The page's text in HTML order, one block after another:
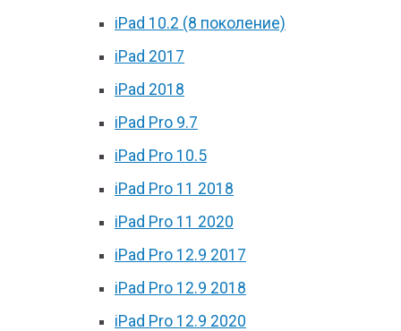
iPad 10.2 (8 поколение)
iPad 2017
iPad 2018
iPad Pro 9.7
iPad Pro 10.5
iPad Pro 11 2018
iPad Pro 11 2020
iPad Pro 12.9 2017
iPad Pro 12.9 2018
iPad Pro 12.9 2020